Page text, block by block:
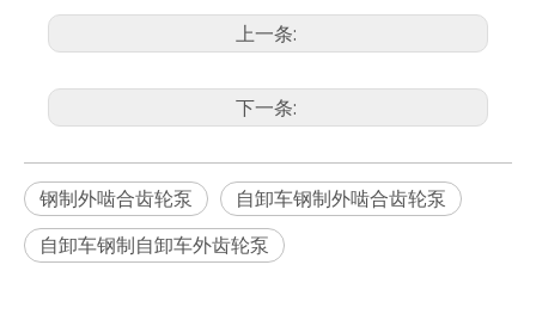
上一条:
下一条:
钢制外啮合齿轮泵
自卸车钢制外啮合齿轮泵
自卸车钢制自卸车外齿轮泵